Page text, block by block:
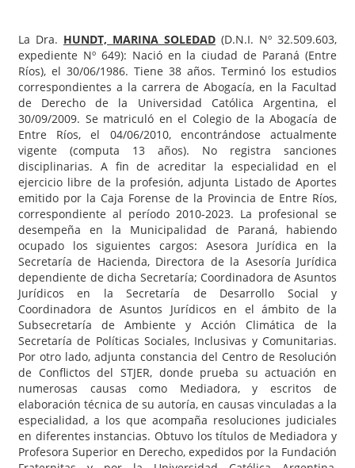
La Dra. HUNDT, MARINA SOLEDAD (D.N.I. Nº 32.509.603,
expediente Nº 649): Nació en la ciudad de Paraná (Entre
Ríos), el 30/06/1986. Tiene 38 años. Terminó los estudios
correspondientes a la carrera de Abogacía, en la Facultad
de Derecho de la Universidad Católica Argentina, el
30/09/2009. Se matriculó en el Colegio de la Abogacía de
Entre Ríos, el 04/06/2010, encontrándose actualmente
vigente (computa 13 años). No registra sanciones
disciplinarias. A fin de acreditar la especialidad en el
ejercicio libre de la profesión, adjunta Listado de Aportes
emitido por la Caja Forense de la Provincia de Entre Ríos,
correspondiente al período 2010-2023. La profesional se
desempeña en la Municipalidad de Paraná, habiendo
ocupado los siguientes cargos: Asesora Jurídica en la
Secretaría de Hacienda, Directora de la Asesoría Jurídica
dependiente de dicha Secretaría; Coordinadora de Asuntos
Jurídicos en la Secretaría de Desarrollo Social y
Coordinadora de Asuntos Jurídicos en el ámbito de la
Subsecretaría de Ambiente y Acción Climática de la
Secretaría de Políticas Sociales, Inclusivas y Comunitarias.
Por otro lado, adjunta constancia del Centro de Resolución
de Conflictos del STJER, donde prueba su actuación en
numerosas causas como Mediadora, y escritos de
elaboración técnica de su autoría, en causas vinculadas a la
especialidad, a los que acompaña resoluciones judiciales
en diferentes instancias. Obtuvo los títulos de Mediadora y
Profesora Superior en Derecho, expedidos por la Fundación